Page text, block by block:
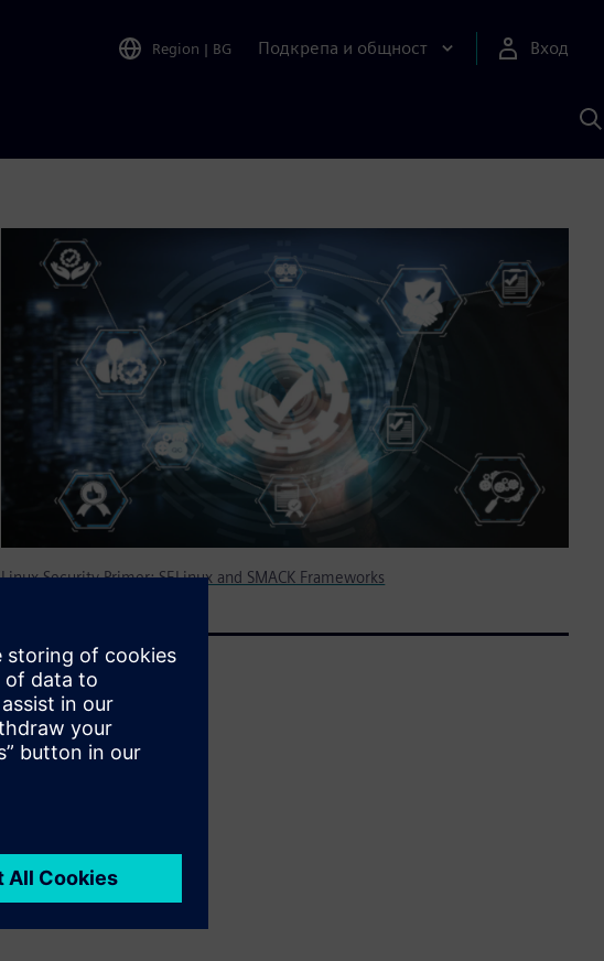
Region | BG Подкрепа и общност Вход
с
Linux Security Primer: SELinux and SMACK Frameworks